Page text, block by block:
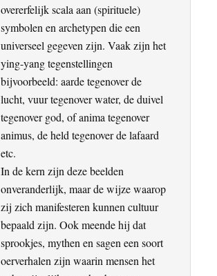
overerfelijk scala aan (spirituele)
symbolen en archetypen die een
universeel gegeven zijn. Vaak zijn het
ying-yang tegenstellingen
bijvoorbeeld: aarde tegenover de
lucht, vuur tegenover water, de duivel
tegenover god, of anima tegenover
animus, de held tegenover de lafaard
etc.
In de kern zijn deze beelden
onveranderlijk, maar de wijze waarop
zij zich manifesteren kunnen cultuur
bepaald zijn. Ook meende hij dat
sprookjes, mythen en sagen een soort
oerverhalen zijn waarin mensen het